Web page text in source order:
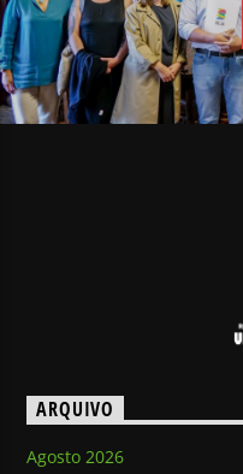
ARQUIVO
Agosto 2026